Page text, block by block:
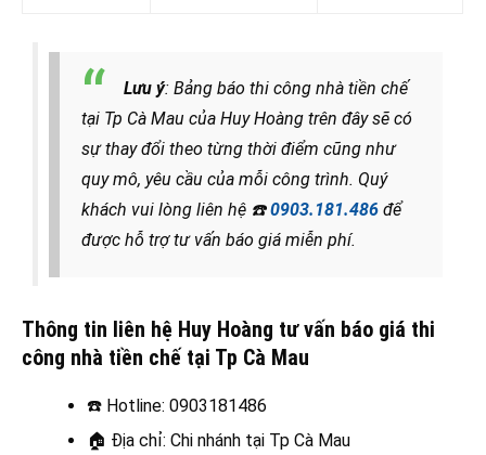
Lưu ý: Bảng báo thi công nhà tiền chế
tại Tp Cà Mau của Huy Hoàng trên đây sẽ có
sự thay đổi theo từng thời điểm cũng như
quy mô, yêu cầu của mỗi công trình. Quý
khách vui lòng liên hệ ☎️0903.181.486 để
được hỗ trợ tư vấn báo giá miễn phí.
Thông tin liên hệ Huy Hoàng tư vấn báo giá thi
công nhà tiền chế tại Tp Cà Mau
☎️ Hotline: 0903181486
🏠 Địa chỉ: Chi nhánh tại Tp Cà Mau